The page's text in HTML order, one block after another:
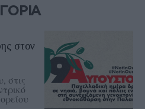
στον
στις